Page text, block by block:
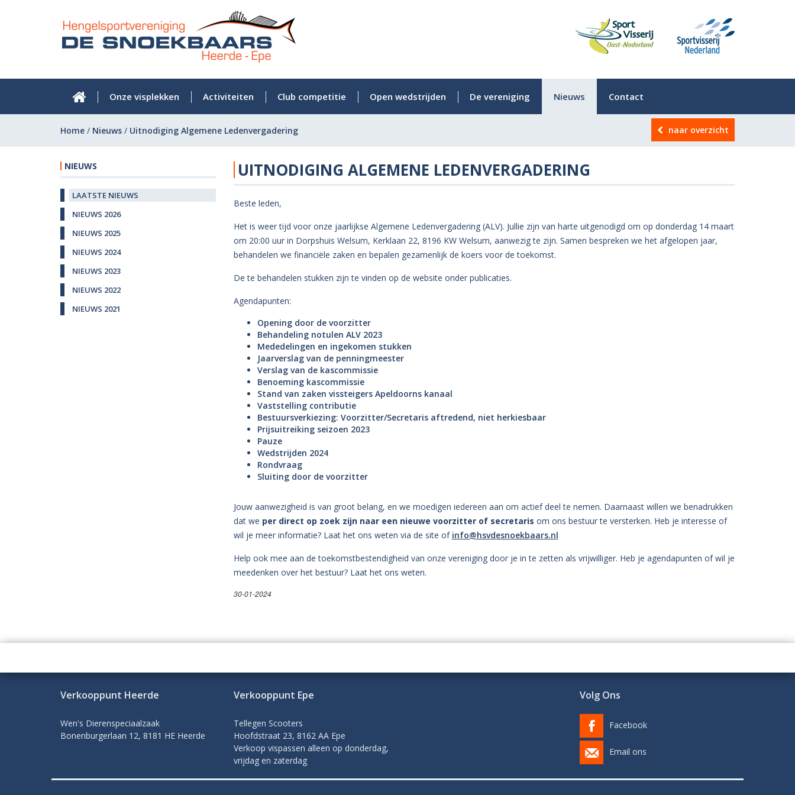
Onze visplekken Activiteiten Club competitie Open wedstrijden De vereniging Nieuws Contact
Home / Nieuws / Uitnodiging Algemene Ledenvergadering naar overzicht
NIEUWS
LAATSTE NIEUWS
NIEUWS 2026
NIEUWS 2025
NIEUWS 2024
NIEUWS 2023
NIEUWS 2022
NIEUWS 2021
UITNODIGING ALGEMENE LEDENVERGADERING
Beste leden,
Het is weer tijd voor onze jaarlijkse Algemene Ledenvergadering (ALV). Jullie zijn van harte uitgenodigd om op donderdag 14 maart
om 20:00 uur in Dorpshuis Welsum, Kerklaan 22, 8196 KW Welsum, aanwezig te zijn. Samen bespreken we het afgelopen jaar,
behandelen we financiële zaken en bepalen gezamenlijk de koers voor de toekomst.
De te behandelen stukken zijn te vinden op de website onder publicaties.
Agendapunten:
Opening door de voorzitter
Behandeling notulen ALV 2023
Mededelingen en ingekomen stukken
Jaarverslag van de penningmeester
Verslag van de kascommissie
Benoeming kascommissie
Stand van zaken vissteigers Apeldoorns kanaal
Vaststelling contributie
Bestuursverkiezing: Voorzitter/Secretaris aftredend, niet herkiesbaar
Prijsuitreiking seizoen 2023
Pauze
Wedstrijden 2024
Rondvraag
Sluiting door de voorzitter
Jouw aanwezigheid is van groot belang, en we moedigen iedereen aan om actief deel te nemen. Daarnaast willen we benadrukken
dat we per direct op zoek zijn naar een nieuwe voorzitter of secretaris om ons bestuur te versterken. Heb je interesse of
wil je meer informatie? Laat het ons weten via de site of info@hsvdesnoekbaars.nl
Help ook mee aan de toekomstbestendigheid van onze vereniging door je in te zetten als vrijwilliger. Heb je agendapunten of wil je
meedenken over het bestuur? Laat het ons weten.
30-01-2024
Verkooppunt Heerde
Wen's Dierenspeciaalzaak
Bonenburgerlaan 12, 8181 HE Heerde
Verkooppunt Epe
Tellegen Scooters
Hoofdstraat 23, 8162 AA Epe
Verkoop vispassen alleen op donderdag,
vrijdag en zaterdag
Volg Ons
Facebook
Email ons